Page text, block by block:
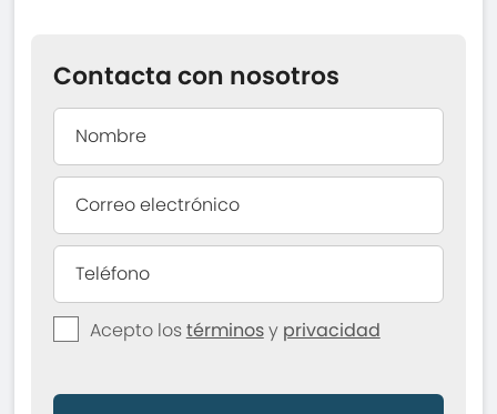
Contacta con nosotros
Acepto lostérminosy privacidad